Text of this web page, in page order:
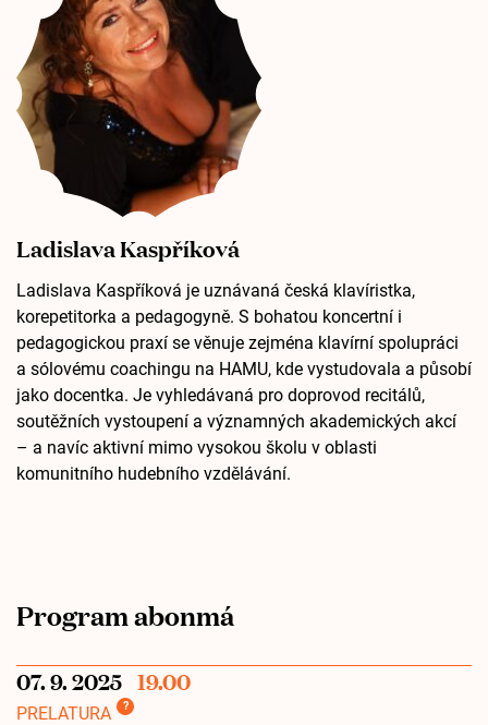
Ladislava Kaspříková
Ladislava Kaspříková je uznávaná česká klavíristka,
korepetitorka a pedagogyně. S bohatou koncertní i
pedagogickou praxí se věnuje zejména klavírní spolupráci
a sólovému coachingu na HAMU, kde vystudovala a působí
jako docentka. Je vyhledávaná pro doprovod recitálů,
soutěžních vystoupení a významných akademických akcí
– a navíc aktivní mimo vysokou školu v oblasti
komunitního hudebního vzdělávání.
Program abonmá
07. 9. 2025 19.00
PRELATURA ?